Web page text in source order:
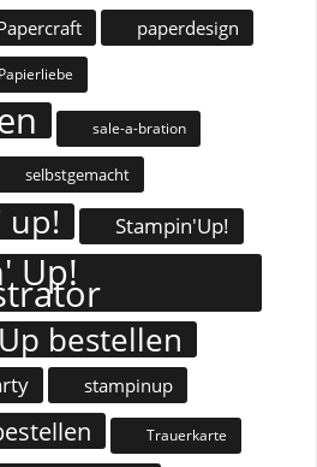
paperdesign
Papierliebe
sale-a-bration
selbstgemacht
up! Stampin'Up!
Up!
bestellen
stampinup
Trauerkarte